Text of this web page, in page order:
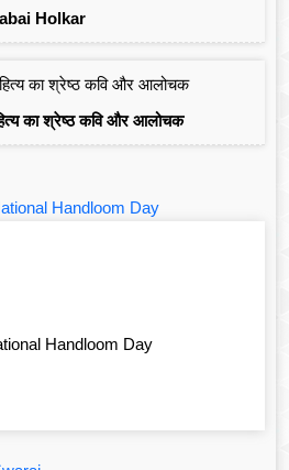
Holkar
का श्रेष्ठ कवि और आलोचक
Handloom Day